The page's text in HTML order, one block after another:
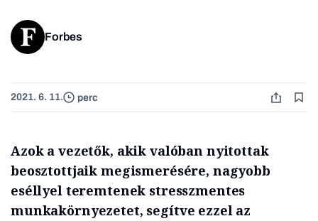
Forbes
2021. 6. 11. perc
Azok a vezetők, akik valóban nyitottak
beosztottjaik megismerésére, nagyobb
eséllyel teremtenek stresszmentes
munkakörnyezetet, segítve ezzel az